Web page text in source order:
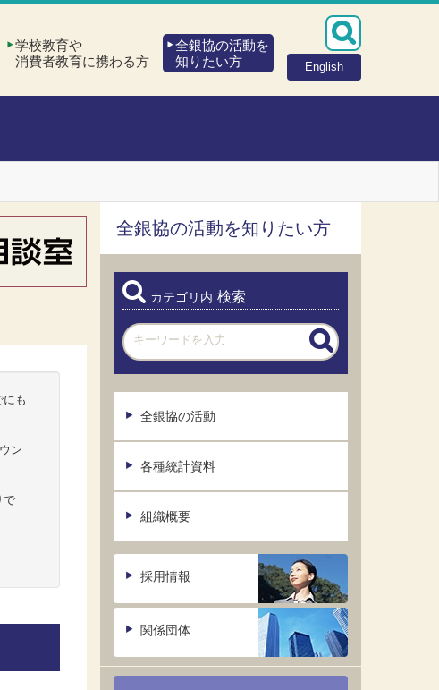
English
学校教育や
消費者教育に携わる方
全銀協の活動を
知りたい方
も
ン
で
全銀協の活動を知りたい方
カテゴリ内 検索
全銀協の活動
各種統計資料
組織概要
採用情報
関係団体